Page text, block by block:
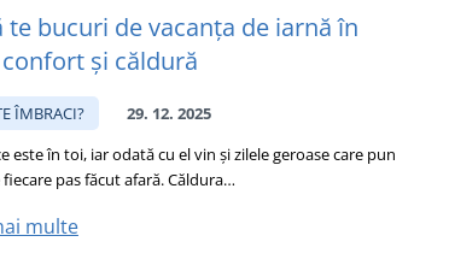
te bucuri de vacanța de iarnă în
și căldură
ÎMBRACI?
29. 12. 2025
este în toi, iar odată cu el vin și zilele geroase care pun
fiecare pas făcut afară. Căldura…
multe